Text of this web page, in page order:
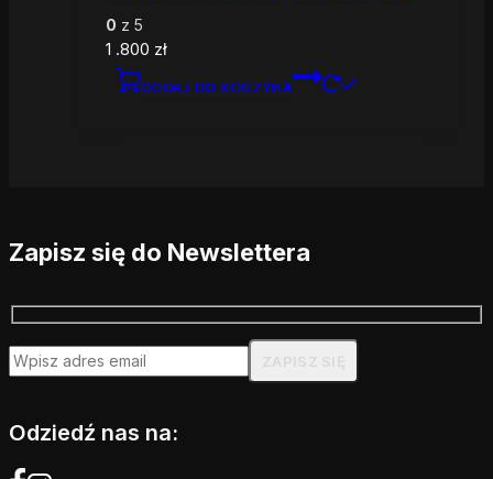
0 z 5
1 .800 zł
DODAJ DO KOSZYKA
Zapisz się do Newslettera
Odziedź nas na: